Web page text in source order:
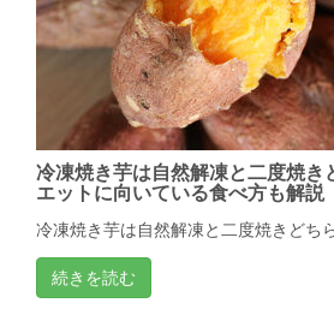
冷凍焼き芋は自然解凍と二度焼き
エットに向いている食べ方も解説
冷凍焼き芋は自然解凍と二度焼きどち
続きを読む